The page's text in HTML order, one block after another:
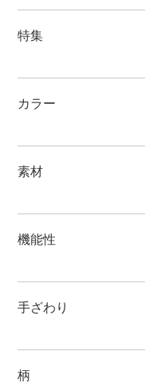
特集
カラー
素材
機能性
手ざわり
柄